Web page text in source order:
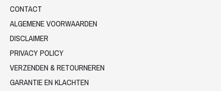
CONTACT
ALGEMENE VOORWAARDEN
DISCLAIMER
PRIVACY POLICY
VERZENDEN & RETOURNEREN
GARANTIE EN KLACHTEN